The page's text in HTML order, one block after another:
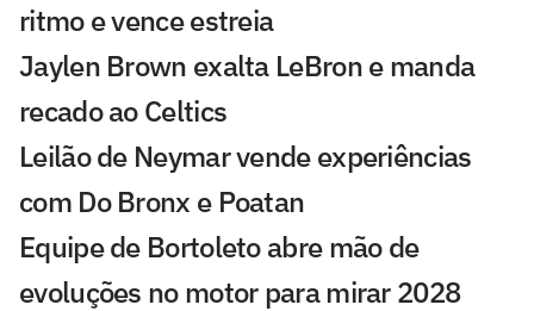
ritmo e vence estreia
Jaylen Brown exalta LeBron e manda
recado ao Celtics
Leilão de Neymar vende experiências
com Do Bronx e Poatan
Equipe de Bortoleto abre mão de
evoluções no motor para mirar 2028